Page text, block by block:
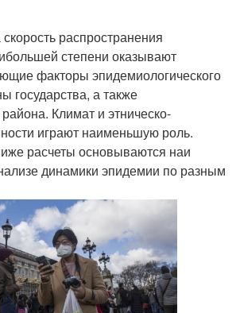
распространения
степени оказывают
факторы эпидемиологического
государства, а также
района. Климат и этническо-
играют наименьшую роль.
расчеты основываются наи
динамики эпидемии по разным